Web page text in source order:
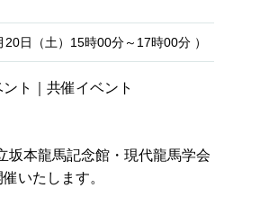
日（土）15時00分～17時00分 ）
ト 共催イベント
坂本龍馬記念館・現代龍馬学会
いたします。